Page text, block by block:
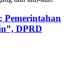
Pemerintahan
DPRD